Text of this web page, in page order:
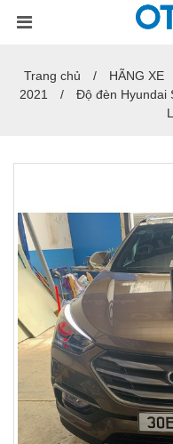
Trang chủ HÃNG XE
2021
Độ đèn Hyundai